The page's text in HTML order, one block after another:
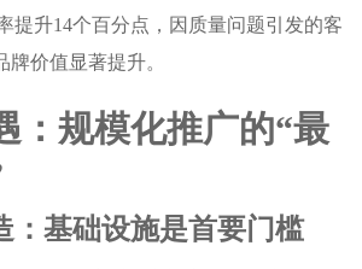
提升14个百分点，因质量问题引发的客
牌价值显著提升。
：规模化推广的“最
：基础设施是首要门槛